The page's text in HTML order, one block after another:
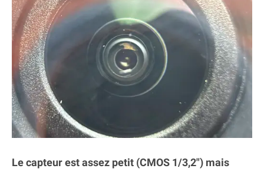
Le capteur est assez petit (CMOS 1/3,2") mais